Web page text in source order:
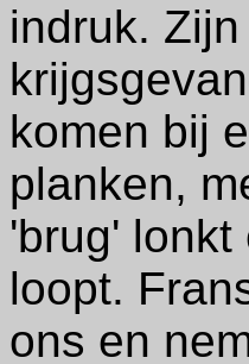
indruk.
komen bij
planken,
'brug'
loopt.
ons en